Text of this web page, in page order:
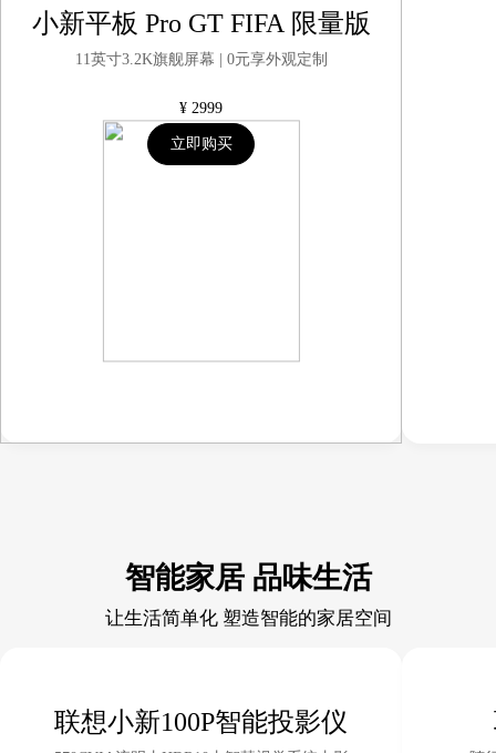
小新平板 Pro GT FIFA 限量版
11英寸3.2K旗舰屏幕 | 0元享外观定制
¥ 2999
立即购买
智能家居 品味生活
让生活简单化 塑造智能的家居空间
联想小新100P智能投影仪